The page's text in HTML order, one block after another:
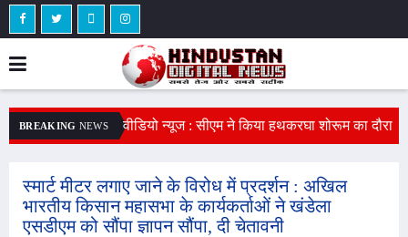
BREAKING NEWS
जिला स्थापना
की दी चेतावनी
वीडियो न्यूज : सीएम ने किया हथकरघा शोरूम का दौरा
प्रोत्साहित, बोले - हथकरघा कारीगरी के लिए दुनिया
भर में मशहूर है
स्मार्ट मीटर लगाए जाने के विरोध में प्रदर्शन : अखिल
भारतीय किसान महासभा के कार्यकर्ताओं ने खंडेला
एसडीएम को सौंपा ज्ञापन सौंपा, दी चेतावनी